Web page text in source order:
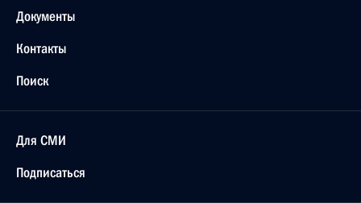
Документы
Контакты
Поиск
Для СМИ
Подписаться